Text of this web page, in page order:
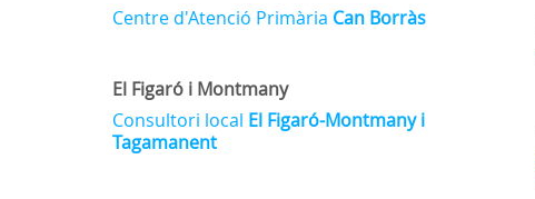
Centre d'Atenció Primària Can Borràs
El Figaró i Montmany
Consultori local El Figaró-Montmany i
Tagamanent